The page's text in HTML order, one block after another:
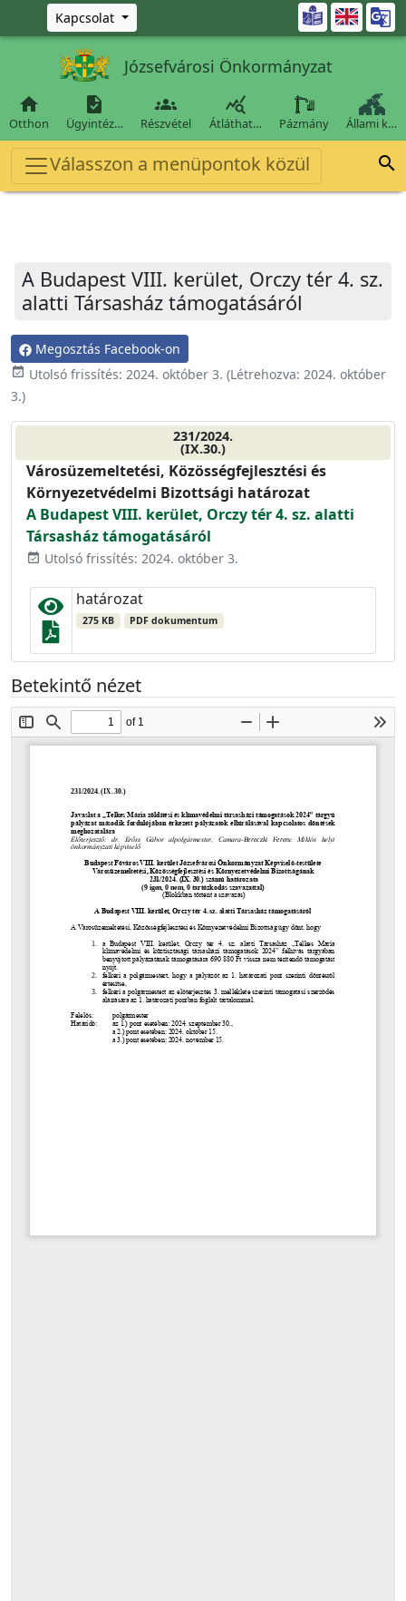
Ugrás a fő tartalomra
Kapcsolat 
Józsefvárosi Önkormányzat

Otthon

Ügyintéz…

Részvétel

Átláthat… Pázmány Állami k…
Válasszon a menüpontok közül 
A Budapest VIII. kerület, Orczy tér 4. sz.
alatti Társasház támogatásáról
Megosztás Facebook-on
event_available Utolsó frissítés: 2024. október 3. (Létrehozva: 2024. október
3.)
231/2024.
(IX.30.)
Városüzemeltetési, Közösségfejlesztési és
Környezetvédelmi Bizottsági határozat
A Budapest VIII. kerület, Orczy tér 4. sz. alatti
Társasház támogatásáról
event_available Utolsó frissítés: 2024. október 3.
határozat
275 KB PDF dokumentum
Betekintő nézet